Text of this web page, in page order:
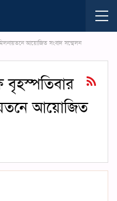
আয়োজিত সংবাদ সম্মেলন
বৃহস্পতিবার
আয়োজিত